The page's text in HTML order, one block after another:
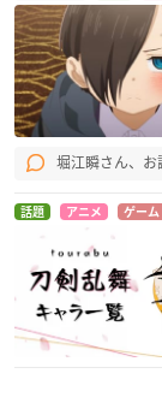
デスマーチからはじ
まる異世界狂想曲
サトゥー
THE IDOLM@STER
堀江瞬さん、
話題 アニメ ゲーム